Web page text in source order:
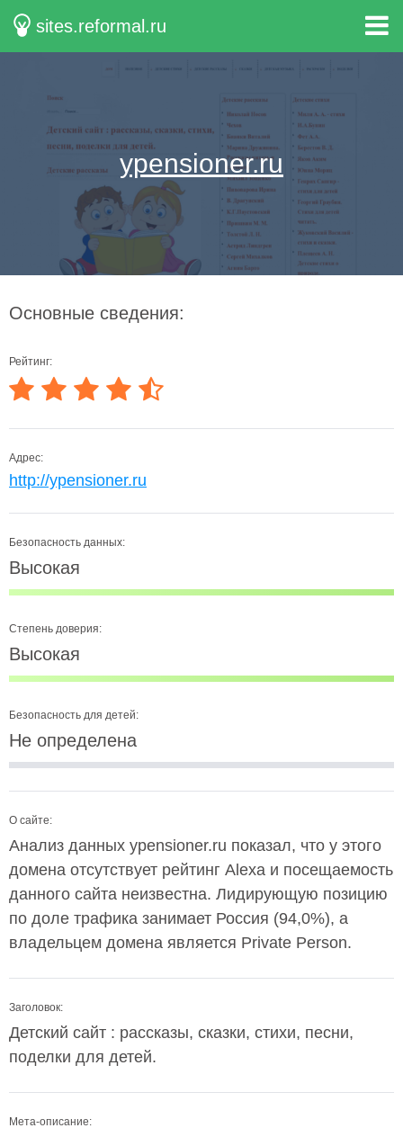
sites.reformal.ru
ypensioner.ru
Основные сведения:
Рейтинг:
Адрес:
http://ypensioner.ru
Безопасность данных:
Высокая
Степень доверия:
Высокая
Безопасность для детей:
Не определена
О сайте:
Анализ данных ypensioner.ru показал, что у этого
домена отсутствует рейтинг Alexa и посещаемость
данного сайта неизвестна. Лидирующую позицию
по доле трафика занимает Россия (94,0%), а
владельцем домена является Private Person.
Заголовок:
Детский сайт : рассказы, сказки, стихи, песни,
поделки для детей.
Мета-описание: